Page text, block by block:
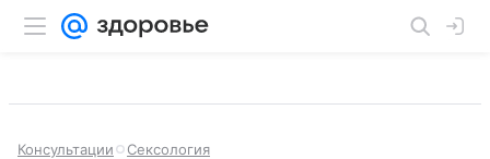
Консультации Сексология